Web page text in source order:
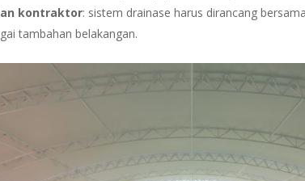
kontraktor: sistem drainase harus dirancang
tambahan belakangan.